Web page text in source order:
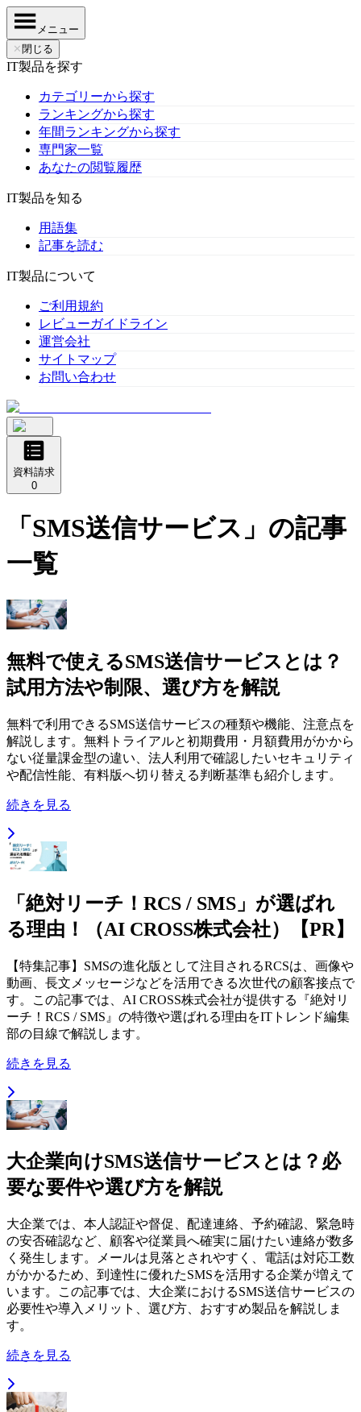
メニュー
✕ 閉じる
IT製品を探す
カテゴリーから探す
ランキングから探す
年間ランキングから探す
専門家一覧
あなたの閲覧履歴
IT製品を知る
用語集
記事を読む
IT製品について
ご利用規約
レビューガイドライン
運営会社
サイトマップ
お問い合わせ
資料請求
0
「 SMS送信サービス 」の記事
一覧
無料で使えるSMS送信サービスとは？
試用方法や制限、選び方を解説
無料で利用できるSMS送信サービスの種類や機能、注意点を
解説します。無料トライアルと初期費用・月額費用がかから
ない従量課金型の違い、法人利用で確認したいセキュリティ
や配信性能、有料版へ切り替える判断基準も紹介します。
続きを見る
「絶対リーチ！RCS / SMS」が選ばれ
る理由！（AI CROSS株式会社）【PR】
【特集記事】SMSの進化版として注目されるRCSは、画像や
動画、長文メッセージなどを活用できる次世代の顧客接点で
す。この記事では、AI CROSS株式会社が提供する『絶対リ
ーチ！RCS / SMS』の特徴や選ばれる理由をITトレンド編集
部の目線で解説します。
続きを見る
大企業向けSMS送信サービスとは？必
要な要件や選び方を解説
大企業では、本人認証や督促、配達連絡、予約確認、緊急時
の安否確認など、顧客や従業員へ確実に届けたい連絡が数多
く発生します。メールは見落とされやすく、電話は対応工数
がかかるため、到達性に優れたSMSを活用する企業が増えて
います。この記事では、大企業におけるSMS送信サービスの
必要性や導入メリット、選び方、おすすめ製品を解説しま
す。
続きを見る